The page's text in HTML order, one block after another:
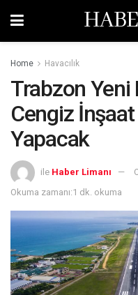
Home Havacılık
Trabzon Yeni
Cengiz
Yapacak
ile Haber Limanı
Okuma zamanı:1 dk. okuma